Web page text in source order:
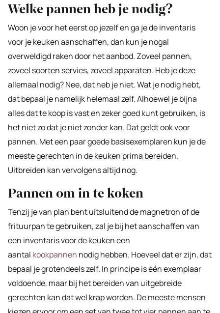
Welke pannen heb je nodig?
Woon je voor het eerst op jezelf en ga je de inventaris
voor je keuken aanschaffen, dan kun je nogal
overweldigd raken door het aanbod. Zoveel pannen,
zoveel soorten servies, zoveel apparaten. Heb je deze
allemaal nodig? Nee, dat heb je niet. Wat je nodig hebt,
dat bepaal je namelijk helemaal zelf. Alhoewel je bijna
alles dat te koop is vast en zeker goed kunt gebruiken, is
het niet zo dat je niet zonder kan. Dat geldt ook voor
pannen. Met een paar goede basisexemplaren kun je de
meeste gerechten in de keuken prima bereiden.
Uitbreiden kan vervolgens altijd nog.
Pannen om in te koken
Tenzij je van plan bent uitsluitend de magnetron of de
frituurpan te gebruiken, zal je bij het aanschaffen van
een inventaris voor de keuken een
aantal kookpannen nodig hebben. Hoeveel dat er zijn, dat
bepaal je grotendeels zelf. In principe is één exemplaar
voldoende, maar bij het bereiden van uitgebreide
gerechten kan dat wel krap worden. De meeste mensen